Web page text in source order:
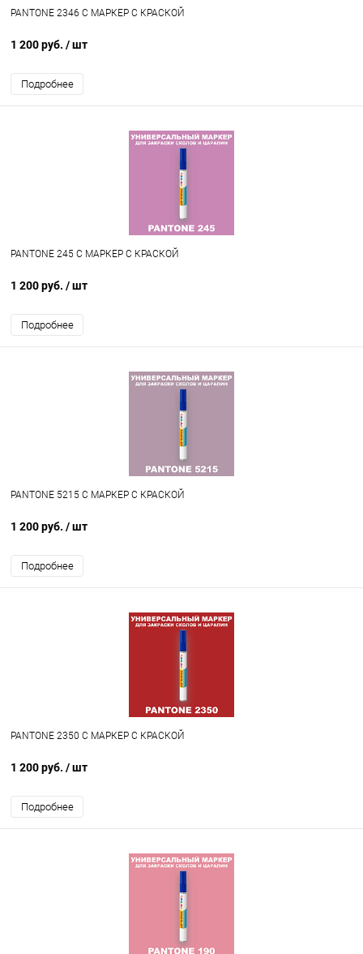
PANTONE 2346 C МАРКЕР С КРАСКОЙ
1 200 руб. / шт
Подробнее
PANTONE 245 C МАРКЕР С КРАСКОЙ
1 200 руб. / шт
Подробнее
PANTONE 5215 C МАРКЕР С КРАСКОЙ
1 200 руб. / шт
Подробнее
PANTONE 2350 C МАРКЕР С КРАСКОЙ
1 200 руб. / шт
Подробнее